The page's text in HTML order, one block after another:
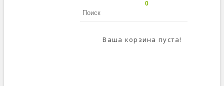
0
Ваша корзина пуста!